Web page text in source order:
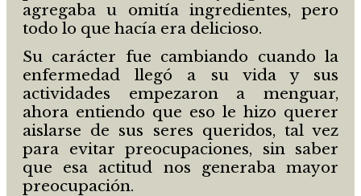
agregaba u omitía ingredientes, pero
todo lo que hacía era delicioso.
Su carácter fue cambiando cuando la
enfermedad llegó a su vida y sus
actividades empezaron a menguar,
ahora entiendo que eso le hizo querer
aislarse de sus seres queridos, tal vez
para evitar preocupaciones, sin saber
que esa actitud nos generaba mayor
preocupación.